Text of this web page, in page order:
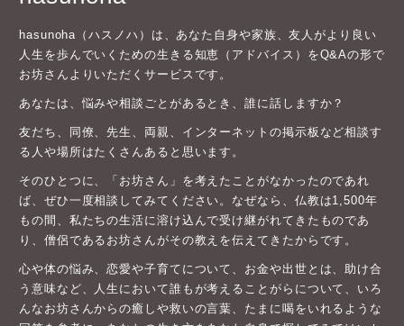
hasunoha（ハスノハ）は、あなた自身や家族、友人がより良い
人生を歩んでいくための生きる知恵（アドバイス）をQ&Aの形で
お坊さんよりいただくサービスです。
あなたは、悩みや相談ごとがあるとき、誰に話しますか？
友だち、同僚、先生、両親、インターネットの掲示板など相談す
る人や場所はたくさんあると思います。
そのひとつに、「お坊さん」を考えたことがなかったのであれ
ば、ぜひ一度相談してみてください。なぜなら、仏教は1,500年
もの間、私たちの生活に溶け込んで受け継がれてきたものであ
り、僧侶であるお坊さんがその教えを伝えてきたからです。
心や体の悩み、恋愛や子育てについて、お金や出世とは、助け合
う意味など、人生において誰もが考えることがらについて、いろ
んなお坊さんからの癒しや救いの言葉、たまに喝をいれるような